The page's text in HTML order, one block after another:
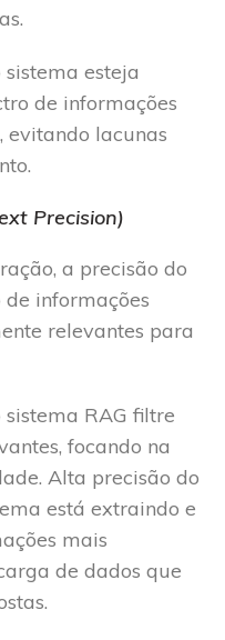
esteja
de informações
evitando lacunas
Precision)
a precisão do
informações
relevantes para
RAG filtre
focando na
Alta precisão do
está extraindo e
mais
de dados que